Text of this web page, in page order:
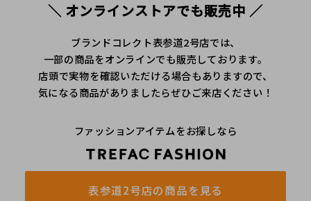
＼ オンラインストアでも販売中 ／
ブランドコレクト表参道2号店では、
一部の商品をオンラインでも販売しております。
店頭で実物を確認いただける場合もありますので、
気になる商品がありましたらぜひご来店ください！
ファッションアイテムをお探しなら
表参道2号店の商品を見る